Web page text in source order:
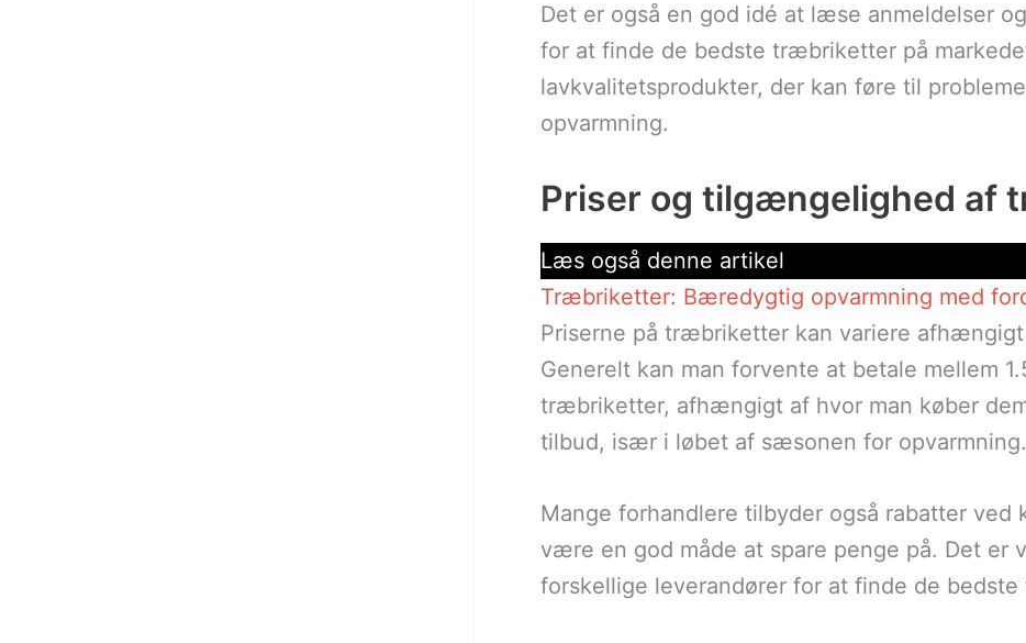
Det er også en god idé at læse anmeldelser
for at finde de bedste træbriketter på
lavkvalitetsprodukter, der kan føre til
opvarmning.
Priser og tilgængelighed af
Læs også denne artikel
Træbriketter: Bæredygtig opvarmning med
Priserne på træbriketter kan variere
Generelt kan man forvente at betale mellem
træbriketter, afhængigt af hvor man køber
tilbud, især i løbet af sæsonen for opvarmning.
Mange forhandlere tilbyder også rabatter
være en god måde at spare penge på. Det er
forskellige leverandører for at finde de